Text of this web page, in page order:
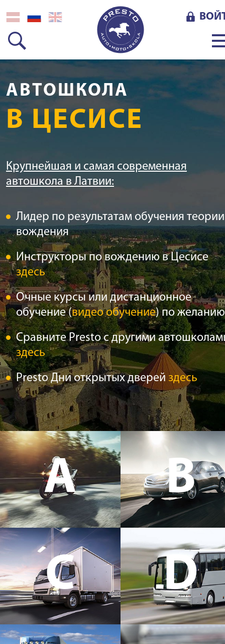
АВТОШКОЛА
В ЦЕСИСЕ
Крупнейшая и самая современная
автошкола в Латвии:
Лидер по результатам обучения
вождения
Инструкторы по вождению в Цесисе
здесь
Очные курсы или дистанционное
обучение (видео обучение) по желанию
Сравните Presto с другими
здесь
Presto Дни открытых дверей здесь
A
B
C
D